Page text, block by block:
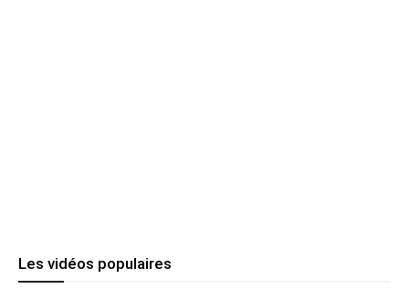
Les vidéos populaires